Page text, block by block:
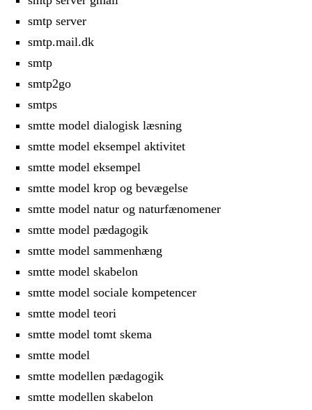
smtp server
smtp.mail.dk
smtp
smtp2go
smtps
smtte model dialogisk læsning
smtte model eksempel aktivitet
smtte model eksempel
smtte model krop og bevægelse
smtte model natur og naturfænomener
smtte model pædagogik
smtte model sammenhæng
smtte model skabelon
smtte model sociale kompetencer
smtte model teori
smtte model tomt skema
smtte model
smtte modellen pædagogik
smtte modellen skabelon